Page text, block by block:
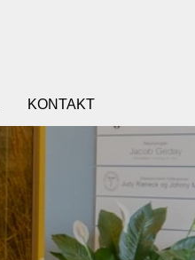
KONTAKT